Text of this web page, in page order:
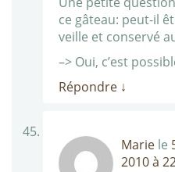
ce gâteau: peut-il
veille et conservé
–> Oui, c’est
Répondre ↓
Marie le
2010 à